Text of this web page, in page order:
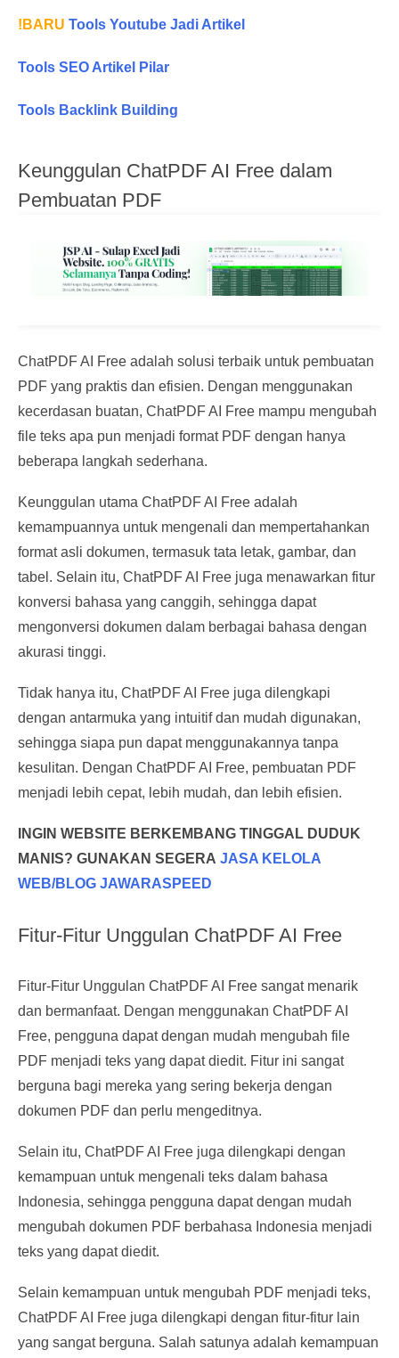
!BARU Tools Youtube Jadi Artikel
Tools SEO Artikel Pilar
Tools Backlink Building
Keunggulan ChatPDF AI Free dalam
Pembuatan PDF
ChatPDF AI Free adalah solusi terbaik untuk pembuatan
PDF yang praktis dan efisien. Dengan menggunakan
kecerdasan buatan, ChatPDF AI Free mampu mengubah
file teks apa pun menjadi format PDF dengan hanya
beberapa langkah sederhana.
Keunggulan utama ChatPDF AI Free adalah
kemampuannya untuk mengenali dan mempertahankan
format asli dokumen, termasuk tata letak, gambar, dan
tabel. Selain itu, ChatPDF AI Free juga menawarkan fitur
konversi bahasa yang canggih, sehingga dapat
mengonversi dokumen dalam berbagai bahasa dengan
akurasi tinggi.
Tidak hanya itu, ChatPDF AI Free juga dilengkapi
dengan antarmuka yang intuitif dan mudah digunakan,
sehingga siapa pun dapat menggunakannya tanpa
kesulitan. Dengan ChatPDF AI Free, pembuatan PDF
menjadi lebih cepat, lebih mudah, dan lebih efisien.
INGIN WEBSITE BERKEMBANG TINGGAL DUDUK
MANIS? GUNAKAN SEGERA JASA KELOLA
WEB/BLOG JAWARASPEED
Fitur-Fitur Unggulan ChatPDF AI Free
Fitur-Fitur Unggulan ChatPDF AI Free sangat menarik
dan bermanfaat. Dengan menggunakan ChatPDF AI
Free, pengguna dapat dengan mudah mengubah file
PDF menjadi teks yang dapat diedit. Fitur ini sangat
berguna bagi mereka yang sering bekerja dengan
dokumen PDF dan perlu mengeditnya.
Selain itu, ChatPDF AI Free juga dilengkapi dengan
kemampuan untuk mengenali teks dalam bahasa
Indonesia, sehingga pengguna dapat dengan mudah
mengubah dokumen PDF berbahasa Indonesia menjadi
teks yang dapat diedit.
Selain kemampuan untuk mengubah PDF menjadi teks,
ChatPDF AI Free juga dilengkapi dengan fitur-fitur lain
yang sangat berguna. Salah satunya adalah kemampuan